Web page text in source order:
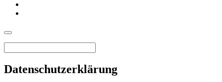
Datenschutzerklärung